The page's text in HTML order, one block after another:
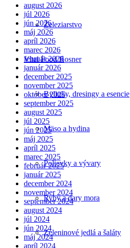
Železiarstvo
Vital Food Rosner
Bylinky, dresingy a esencie
Mäso a hydina
Polievky a vývary
Ryby a dary mora
Zeleninové jedlá a šaláty
august 2026
júl 2026
jún 2026
máj 2026
apríl 2026
marec 2026
február 2026
január 2026
december 2025
november 2025
október 2025
september 2025
august 2025
júl 2025
jún 2025
máj 2025
apríl 2025
marec 2025
február 2025
január 2025
december 2024
november 2024
september 2024
august 2024
júl 2024
jún 2024
máj 2024
apríl 2024